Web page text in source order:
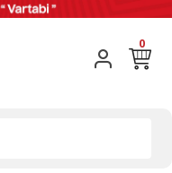
0